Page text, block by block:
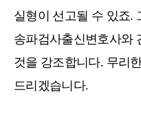
실형이 선고될 수 있죠.
송파검사출신변호사와
것을 강조합니다. 무리
드리겠습니다.